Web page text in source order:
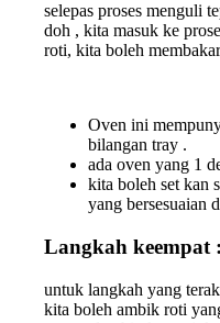
selepas proses menguli
doh , kita masuk ke
roti, kita boleh
Oven ini
bilangan tray .
ada oven yang 1
kita boleh set kan
yang bersesuaian
Langkah keempat :
untuk langkah yang
kita boleh ambik roti